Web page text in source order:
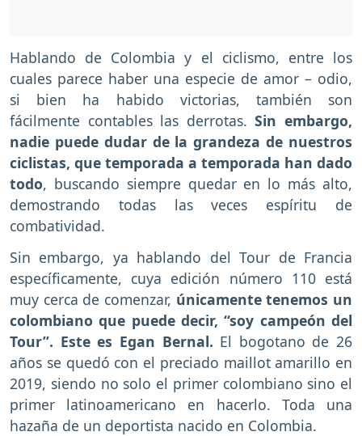
Hablando de Colombia y el ciclismo, entre los
cuales parece haber una especie de amor – odio,
si bien ha habido victorias, también son
fácilmente contables las derrotas.Sin embargo,
nadie puede dudar de la grandeza de nuestros
ciclistas, que temporada a temporada han dado
todo, buscando siempre quedar en lo más alto,
demostrando todas las veces espíritu de
combatividad.
Sin embargo, ya hablando del Tour de Francia
específicamente, cuya edición número 110 está
muy cerca de comenzar, únicamente tenemos un
colombiano que puede decir, “soy campeón del
Tour”. Este es Egan Bernal. El bogotano de 26
años se quedó con el preciado maillot amarillo en
2019, siendo no solo el primer colombiano sino el
primer latinoamericano en hacerlo. Toda una
hazaña de un deportista nacido en Colombia.